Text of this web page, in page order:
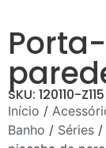
SKU: 120110-Z115
Início /
Banho / Séries /